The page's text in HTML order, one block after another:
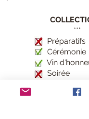
***
Préparatifs
Cérémonie
Vin
Soirée
300 photos